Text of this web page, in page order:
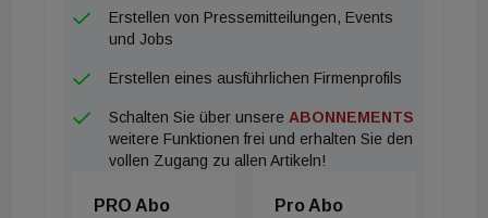
Erstellen von Pressemitteilungen, Events
und Jobs
Erstellen eines ausführlichen Firmenprofils
Schalten Sie über unsere ABONNEMENTS
weitere Funktionen frei und erhalten Sie den
vollen Zugang zu allen Artikeln!
PRO Abo
Pro Abo